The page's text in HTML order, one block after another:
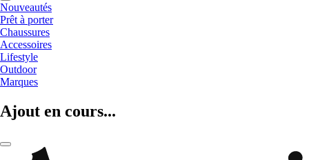
Nouveautés
Prêt à porter
Chaussures
Accessoires
Lifestyle
Outdoor
Marques
Ajout en cours...